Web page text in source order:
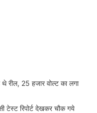
रील, 25 हजार वोल्ट का लगा
रिपोर्ट देखकर चौक गये